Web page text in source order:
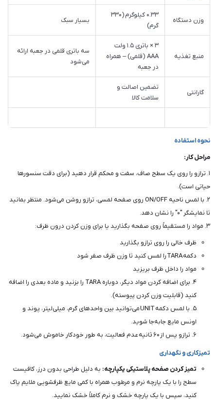
وزن دستگاه
۰.۳۳ کیلوگرم (۳۳۰
گرم)
بسیار سبک
منبع تغذیه
۳ × باتری ۱.۵ ولت
AAA (قلمی) – همراه
در جعبه
سه باتری قلمی در جعبه ارائه
می‌شود
گارانتی
تضمین اصالت و
سلامت کالا
نحوه استفاده
مراحل کار:
۱. ترازو را روی یک سطح صاف، سفت و محکم قرار دهید (برای دقت سنسورها
حیاتی است).
۲. با لمس ناحیه ON/OFF روی صفحه لمسی، ترازو روشن می‌شود. منتظر بمانید
تا نمایشگر "۰" را نشان دهد.
۳. مواد را مستقیماً روی صفحه بگذارید یا برای وزن کردن درون ظرف:
ظرف خالی را روی ترازو بگذارید
دکمه TARA را لمس کنید تا وزن ظرف صفر شود
مواد را داخل ظرف بریزید
۴. برای اضافه کردن مواد دیگر، دوباره TARA را بزنید و ماده بعدی را اضافه
کنید (قابلیت وزن کردن پیوسته).
۵. با لمس دکمه UNIT می‌توانید بین واحدهای گرم، میلی‌لیتر، پوند و
اونس مایع جابه‌جا شوید.
۶. ترازو پس از ۶۰ ثانیه عدم فعالیت، به طور خودکار خاموش می‌شود.
تمیزکاری و نگهداری
تمیز کردن صفحه پلاستیکی یکپارچه: به دلیل طراحی بدون درز، کافیست
سطح را با یک پارچه نرم و مرطوب همراه با کمی مایع ظرفشویی ملایم پاک
کنید، سپس با یک پارچه خشک و نرم کاملاً خشک نمایید.